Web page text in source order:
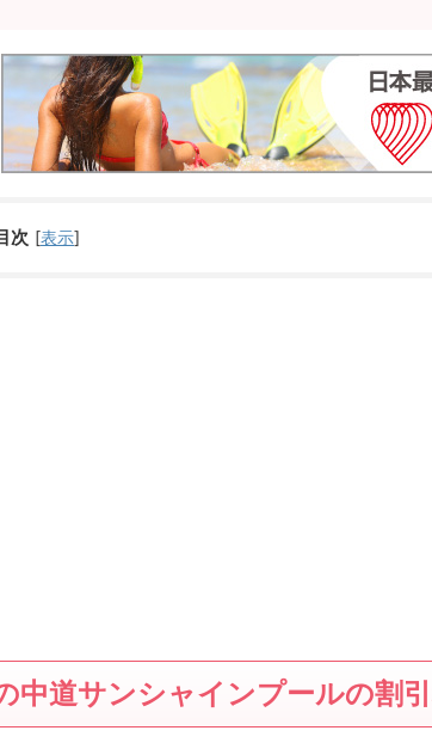
次 [表示]
中道サンシャインプールの割